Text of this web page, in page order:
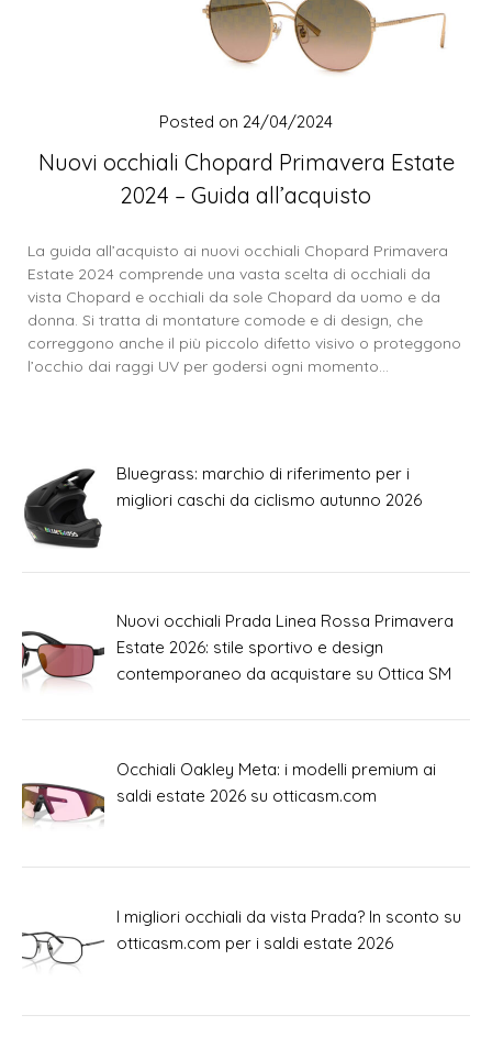
Nuovi occhiali Chopard Primavera Estate
2024 – Guida all’acquisto
Posted on 24/04/2024
La guida all’acquisto ai nuovi occhiali Chopard Primavera
Estate 2024 comprende una vasta scelta di occhiali da
vista Chopard e occhiali da sole Chopard da uomo e da
donna. Si tratta di montature comode e di design, che
correggono anche il più piccolo difetto visivo o proteggono
l’occhio dai raggi UV per godersi ogni momento…
Bluegrass: marchio di riferimento per i
migliori caschi da ciclismo autunno 2026
Nuovi occhiali Prada Linea Rossa Primavera
Estate 2026: stile sportivo e design
contemporaneo da acquistare su Ottica SM
Occhiali Oakley Meta: i modelli premium ai
saldi estate 2026 su otticasm.com
I migliori occhiali da vista Prada? In sconto su
otticasm.com per i saldi estate 2026